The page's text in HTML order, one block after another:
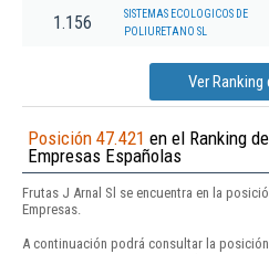
1.156
SISTEMAS ECOLOGICOS DE
POLIURETANO SL
Ver
Posición 47.421 en el Ranking de
Empresas Españolas
Frutas J Arnal Sl se encuentra en la
Empresas.
A continuación podrá consultar la